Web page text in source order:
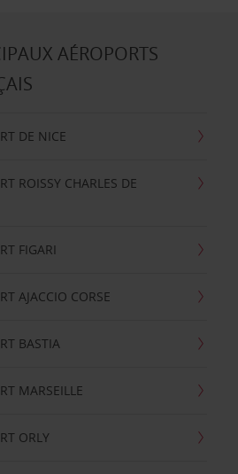
AÉROPORTS
DE NICE
ROISSY CHARLES DE
FIGARI
AJACCIO CORSE
BASTIA
MARSEILLE
ORLY